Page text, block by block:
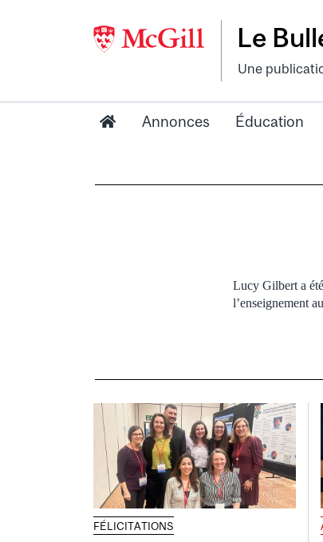
Le
Une
Annonces Éducation
Lucy Gilbert a
l’enseignement
FÉLICITATIONS